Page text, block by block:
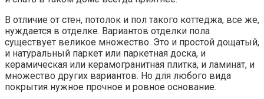
В отличие от стен, потолок и пол такого коттеджа, все же,
нуждается в отделке. Вариантов отделки пола
существует великое множество. Это и простой дощатый,
и натуральный паркет или паркетная доска, и
керамическая или керамогранитная плитка, и ламинат, и
множество других вариантов. Но для любого вида
покрытия нужное прочное и ровное основание.